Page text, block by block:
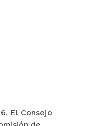
El Consejo